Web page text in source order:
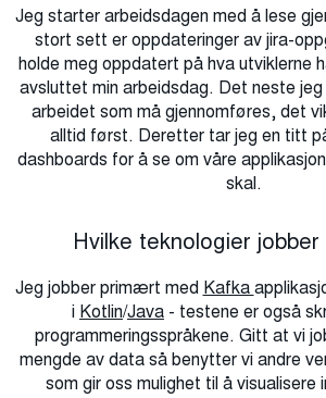
Jeg starter arbeidsdagen med å lese
stort sett er oppdateringer av jira-
holde meg oppdatert på hva utviklerne
avsluttet min arbeidsdag. Det neste
arbeidet som må gjennomføres, det
alltid først. Deretter tar jeg en titt
dashboards for å se om våre
skal.
Hvilke teknologier
Jeg jobber primært med Kafka
i Kotlin/Java - testene er også
programmeringsspråkene. Gitt at vi
mengde av data så benytter vi andre
som gir oss mulighet til å visualisere